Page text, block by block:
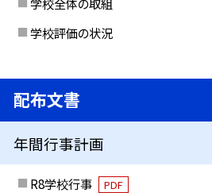
学校評価の状況
配布文書
年間行事計画
R8学校行事 PDF